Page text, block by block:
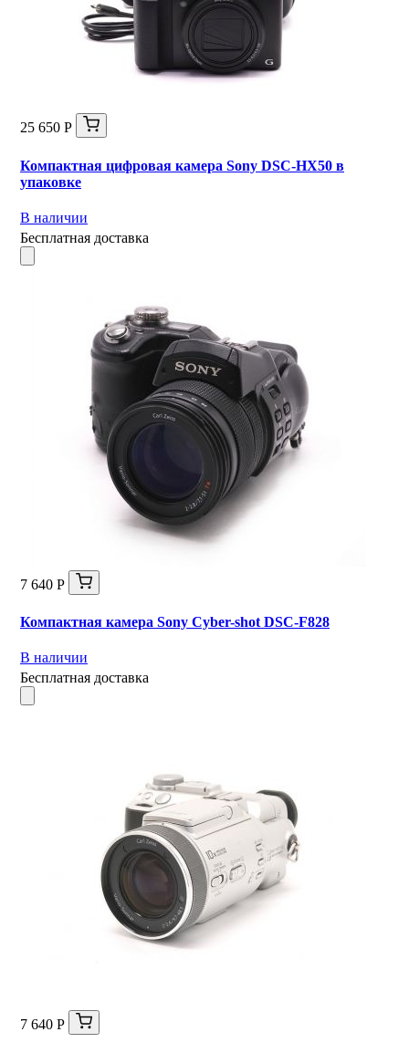
25 650 Р
Компактная цифровая камера Sony DSC-HX50 в
упаковке
В наличии
Бесплатная доставка
7 640 Р
Компактная камера Sony Cyber-shot DSC-F828
В наличии
Бесплатная доставка
7 640 Р